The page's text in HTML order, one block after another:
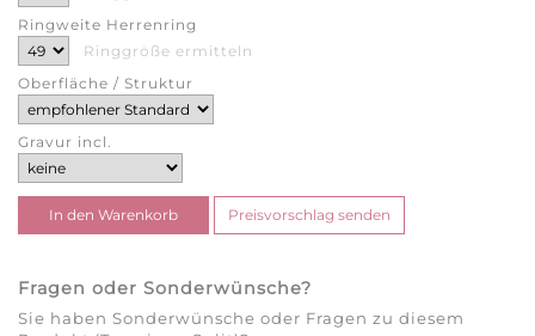
Ringweite Herrenring
Ringgröße ermitteln
Oberfläche / Struktur
Gravur incl.
Fragen oder Sonderwünsche?
Sie haben Sonderwünsche oder Fragen zu diesem